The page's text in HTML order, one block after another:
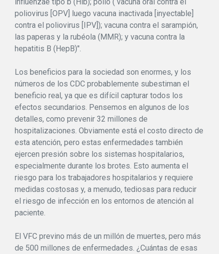
poliovirus [OPV] luego vacuna inactivada [inyectable]
contra el poliovirus [IPV]); vacuna contra el sarampión,
las paperas y la rubéola (MMR); y vacuna contra la
hepatitis B (HepB)".
Los beneficios para la sociedad son enormes, y los
números de los CDC probablemente subestiman el
beneficio real, ya que es difícil capturar todos los
efectos secundarios. Pensemos en algunos de los
detalles, como prevenir 32 millones de
hospitalizaciones. Obviamente está el costo directo de
esta atención, pero estas enfermedades también
ejercen presión sobre los sistemas hospitalarios,
especialmente durante los brotes. Esto aumenta el
riesgo para los trabajadores hospitalarios y requiere
medidas costosas y, a menudo, tediosas para reducir
el riesgo de infección en los entornos de atención al
paciente.
El VFC previno más de un millón de muertes, pero más
de 500 millones de enfermedades. ¿Cuántas de esas